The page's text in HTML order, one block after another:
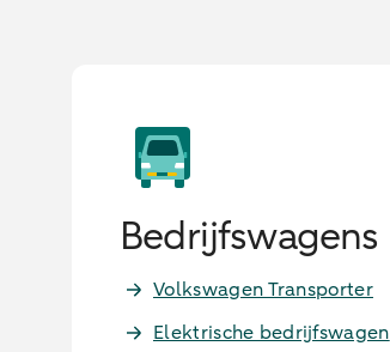
Bedrijfswagens
Volkswagen Transporter
Elektrische bedrijfswagen